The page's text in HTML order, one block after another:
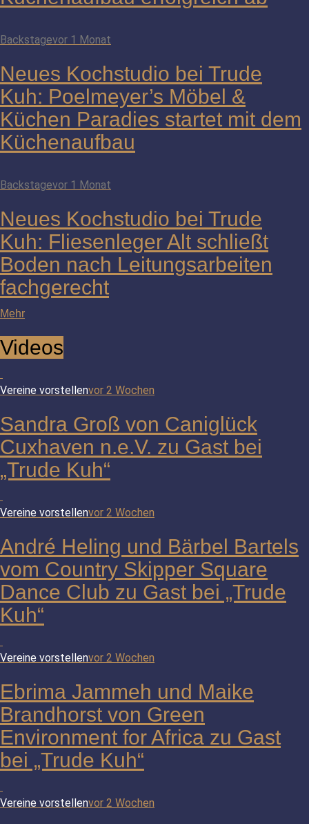
Backstagevor 1 Monat
Neues Kochstudio bei Trude
Kuh: Poelmeyer’s Möbel &
Küchen Paradies startet mit dem
Küchenaufbau
Backstagevor 1 Monat
Neues Kochstudio bei Trude
Kuh: Fliesenleger Alt schließt
Boden nach Leitungsarbeiten
fachgerecht
Mehr
Videos
Vereine vorstellenvor 2 Wochen
Sandra Groß von Caniglück
Cuxhaven n.e.V. zu Gast bei
„Trude Kuh“
Vereine vorstellenvor 2 Wochen
André Heling und Bärbel Bartels
vom Country Skipper Square
Dance Club zu Gast bei „Trude
Kuh“
Vereine vorstellenvor 2 Wochen
Ebrima Jammeh und Maike
Brandhorst von Green
Environment for Africa zu Gast
bei „Trude Kuh“
Vereine vorstellenvor 2 Wochen